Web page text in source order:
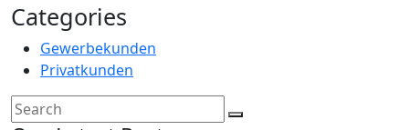
Categories
Gewerbekunden
Privatkunden